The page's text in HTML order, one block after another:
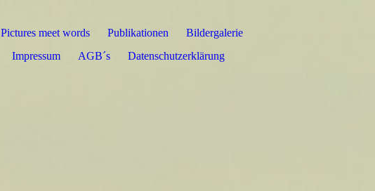
Pictures meet words Publikationen
Bildergalerie
Impressum AGB´s Datenschutzerklärung